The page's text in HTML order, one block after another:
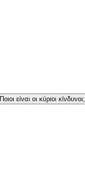
Ποιοι είναι οι κύριοι κίνδυνοι;